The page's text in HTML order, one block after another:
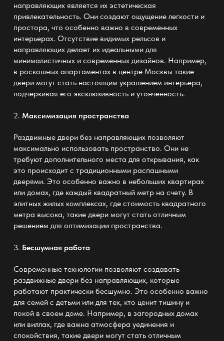
направляющих является их эстетическая
привлекательность. Они создают ощущение легкости и
простора, что особенно важно в современных
интерьерах. Отсутствие видимых рельсов и
направляющих делает их идеальными для
минималистичных и современных дизайнов. Например,
в роскошных апартаментах в центре Москвы такие
двери могут стать настоящим украшением интерьера,
подчеркивая его эксклюзивность и утонченность.
2. Максимизация пространства
Раздвижные двери без направляющих позволяют
максимально использовать пространство. Они не
требуют дополнительного места для открывания, как
это происходит с традиционными распашными
дверями. Это особенно важно в небольших квартирах
или домах, где каждый квадратный метр на счету. В
элитных жилых комплексах, где стоимость квадратного
метра высока, такие двери могут стать отличным
решением для оптимизации пространства.
3. Бесшумная работа
Современные технологии позволяют создавать
раздвижные двери без направляющих, которые
работают практически бесшумно. Это особенно важно
для семей с детьми или для тех, кто ценит тишину и
покой в своем доме. Например, в загородных домах
или виллах, где важна атмосфера уединения и
спокойствия, такие двери могут стать отличным